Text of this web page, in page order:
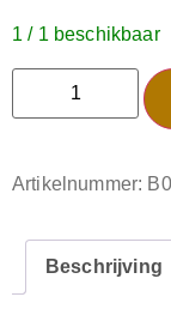
1 / 1 beschikbaar
Artikelnummer:
Beschrijving